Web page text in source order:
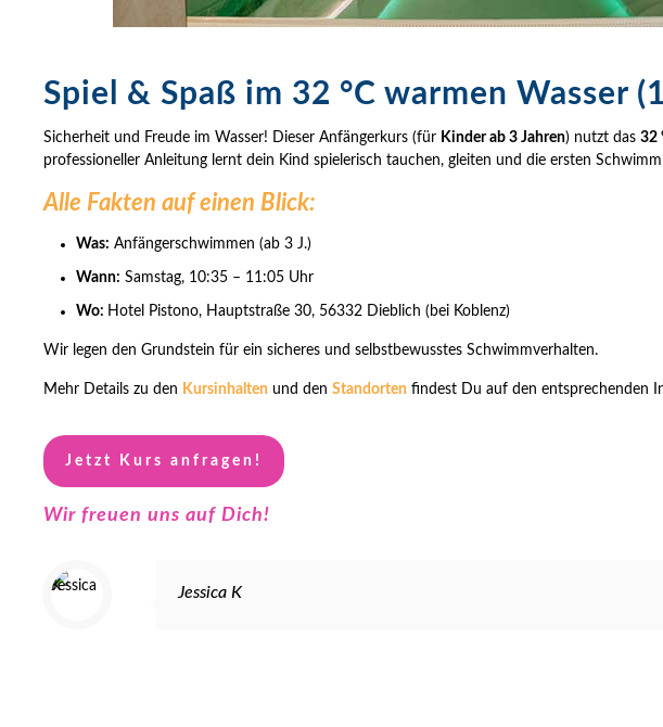
Spiel & Spaß im 32 °C warmen Wasser
Sicherheit und Freude im Wasser! Dieser Anfängerkurs (für Kinder ab 3 Jahren) nutzt das 32
professioneller Anleitung lernt dein Kind spielerisch tauchen, gleiten und die ersten
Alle Fakten auf einen Blick:
Was: Anfängerschwimmen (ab 3 J.)
Wann: Samstag, 10:35 – 11:05 Uhr
Wo: Hotel Pistono, Hauptstraße 30, 56332 Dieblich (bei Koblenz)
Wir legen den Grundstein für ein sicheres und selbstbewusstes Schwimmverhalten.
Mehr Details zu den Kursinhalten und den Standorten findest Du auf den entsprechenden
Jetzt Kurs anfragen!
Wir freuen uns auf Dich!
Jessica K